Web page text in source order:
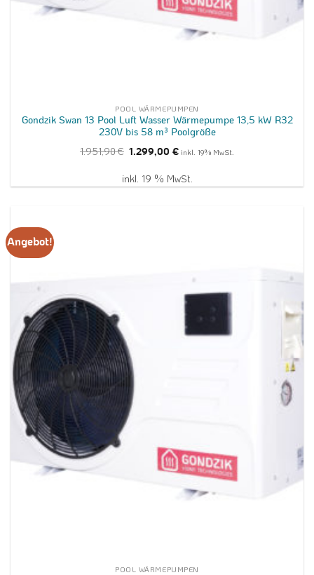
POOL WÄRMEPUMPEN
Gondzik Swan 13 Pool Luft Wasser Wärmepumpe 13,5 kW R32
230V bis 58 m³ Poolgröße
1.951,90€ Ursprünglicher
1.951,90 €
1.299,00€Aktueller
1.299,00 €.
inkl. 19% MwSt.
inkl. 19 % MwSt.
Angebot!
POOL WÄRMEPUMPEN